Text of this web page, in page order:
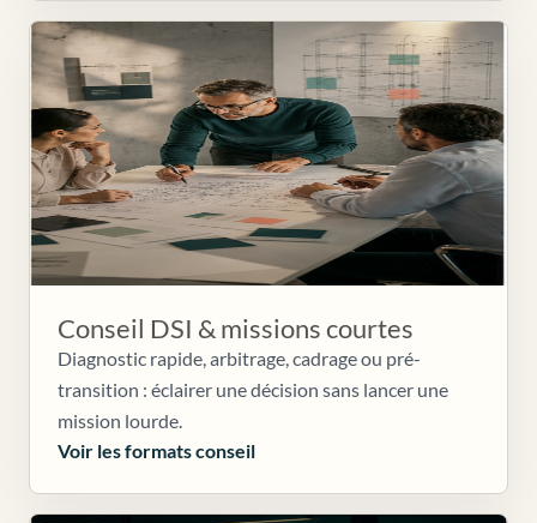
Conseil DSI & missions courtes
Diagnostic rapide, arbitrage, cadrage ou pré-
transition : éclairer une décision sans lancer une
mission lourde.
Voir les formats conseil